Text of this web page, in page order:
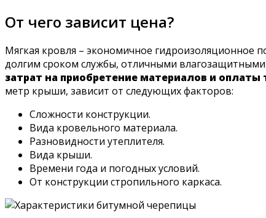
От чего зависит цена?
Мягкая кровля – экономичное гидроизоляционное
долгим сроком службы, отличными
затрат на приобретение материалов и
метр крыши, зависит от следующих факторов:
Сложности конструкции.
Вида кровельного материала.
Разновидности утеплителя.
Вида крыши.
Времени года и погодных условий.
От конструкции стропильного каркаса.